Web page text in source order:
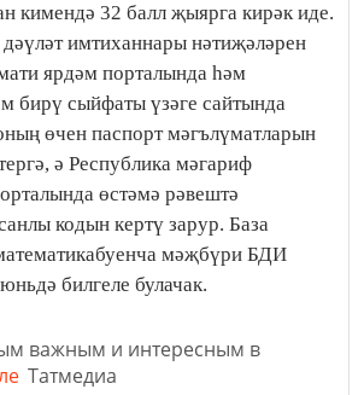
кимендә 32 балл җыярга кирәк иде.
имтиханнары нәтиҗәләрен
ярдәм порталында һәм
бирү сыйфаты үзәге сайтында
өчен паспорт мәгълүматларын
ә Республика мәгариф
өстәмә рәвештә
кодын кертү зарур. База
мәҗбүри БДИ
билгеле булачак.
важным и интересным в
Татмедиа